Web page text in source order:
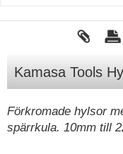
TK Trailer
Yanmar Servicedelar
Kamasa Tools
Förkromade hylsor
spärrkula. 10mm till